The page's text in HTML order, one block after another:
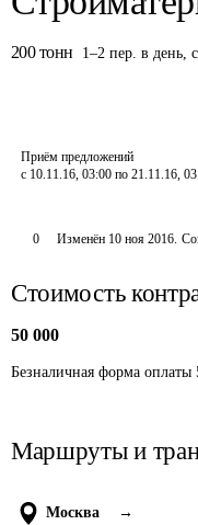
200 тонн 1–2 пер. в день,
Приём предложений
с 10.11.16, 03:00 по 21.11.16,
0 Изменён 10 ноя 2016.
Стоимость
50 000
Безналичная форма
Маршруты и
Москва →